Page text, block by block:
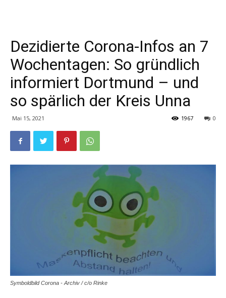
Dezidierte Corona-Infos an 7
Wochentagen: So gründlich
informiert Dortmund – und
so spärlich der Kreis Unna
Mai 15, 2021 0
1967
Symboldbild Corona - Archiv / c/o Rinke